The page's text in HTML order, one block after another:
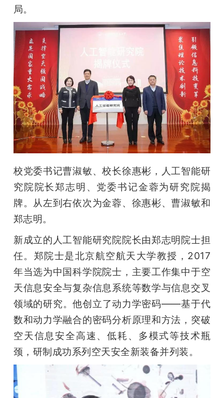
专
题
爱
搞
机
局。
校党委书记曹淑敏、校长徐惠彬，人工智能研
究院院长郑志明、党委书记金蓉为研究院揭
牌。从左到右依次为金蓉、徐惠彬、曹淑敏和
郑志明。
新成立的人工智能研究院院长由郑志明院士担
任。郑院士是北京航空航天大学教授，2017
年当选为中国科学院院士，主要工作集中于空
天信息安全与复杂信息系统等数学与信息交叉
领域的研究。他创立了动力学密码——基于代
数和动力学融合的密码分析原理和方法，突破
空天信息安全高速、低耗、多模式等技术瓶
颈，研制成功系列空天安全新装备并列装。